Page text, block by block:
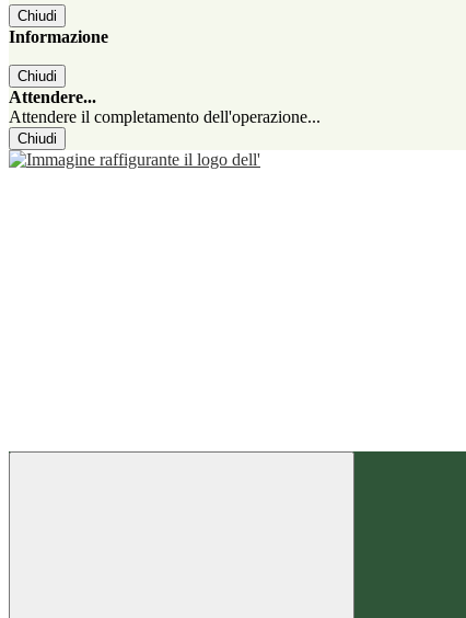
Chiudi
Informazione
Chiudi
Attendere...
Attendere il completamento dell'operazione...
Chiudi